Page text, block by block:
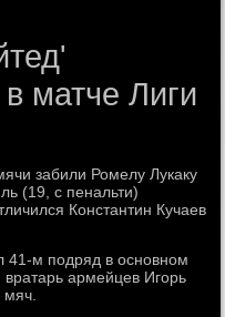
матче Лиги
забили Ромелу Лукаку
(19, с пенальти)
Константин Кучаев
41-м подряд в основном
армейцев Игорь